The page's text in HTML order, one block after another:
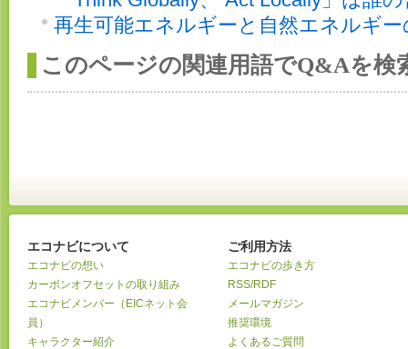
再生可能エネルギーと自然エネルギー
このページの関連用語でQ&Aを検
エコナビについて
エコナビの想い
カーボンオフセットの取り組み
エコナビメンバー（EICネット会
員）
キャラクター紹介
ご利用方法
エコナビの歩き方
RSS/RDF
メールマガジン
推奨環境
よくあるご質問